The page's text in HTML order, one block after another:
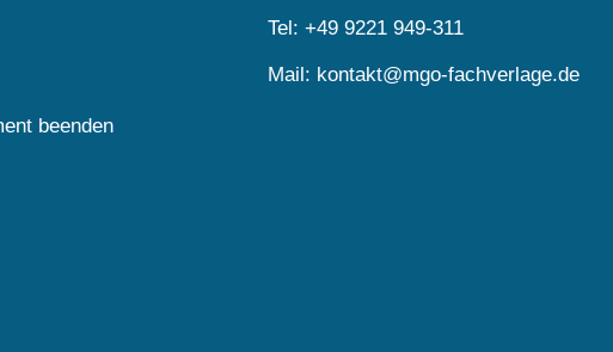
beenden
Tel: +49 9221 949-311
Mail: kontakt@mgo-fachverlage.de